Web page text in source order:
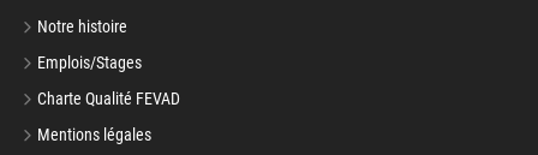
Notre histoire
Emplois/Stages
Charte Qualité FEVAD
Mentions légales